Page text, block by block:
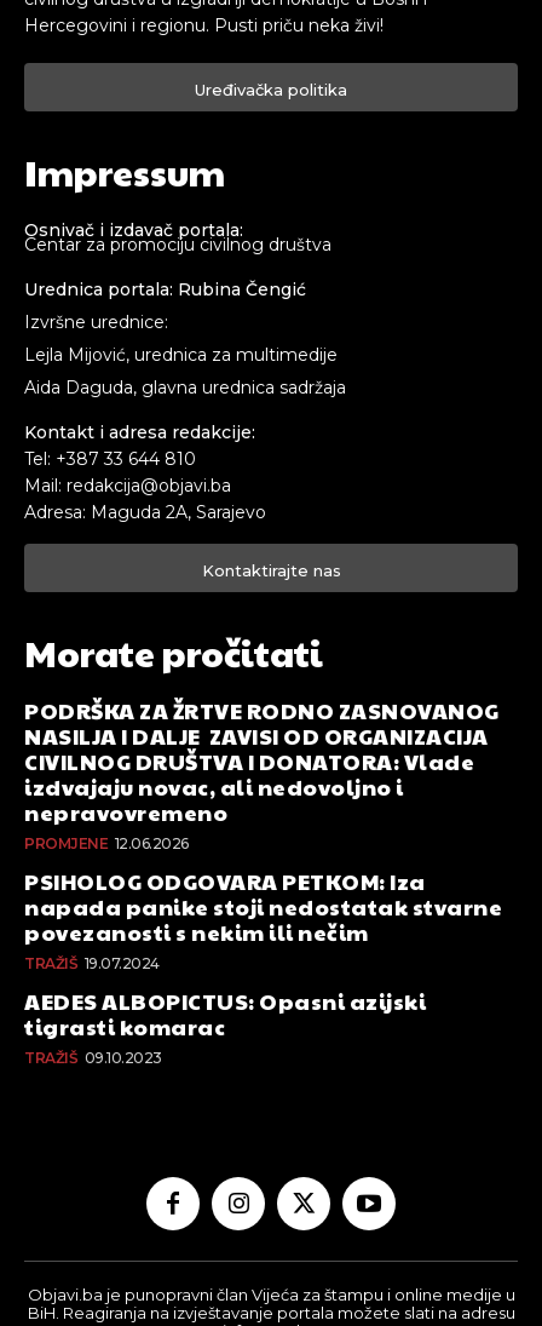
Hercegovini i regionu. Pusti priču neka živi!
Uređivačka politika
Impressum
Osnivač i izdavač portala:
Centar za promociju civilnog društva
Urednica portala: Rubina Čengić
Izvršne urednice:
Lejla Mijović, urednica za multimedije
Aida Daguda, glavna urednica sadržaja
Kontakt i adresa redakcije:
Tel: +387 33 644 810
Mail: redakcija@objavi.ba
Adresa: Maguda 2A, Sarajevo
Kontaktirajte nas
Morate pročitati
PODRŠKA ZA ŽRTVE RODNO ZASNOVANOG
NASILJA I DALJE ZAVISI OD ORGANIZACIJA
CIVILNOG DRUŠTVA I DONATORA: Vlade
izdvajaju novac, ali nedovoljno i
nepravovremeno
PROMJENE 12.06.2026
PSIHOLOG ODGOVARA PETKOM: Iza
napada panike stoji nedostatak stvarne
povezanosti s nekim ili nečim
TRAŽIŠ 19.07.2024
AEDES ALBOPICTUS: Opasni azijski
tigrasti komarac
TRAŽIŠ 09.10.2023
Objavi.ba je punopravni član Vijeća za štampu i online medije u
BiH. Reagiranja na izvještavanje portala možete slati na adresu